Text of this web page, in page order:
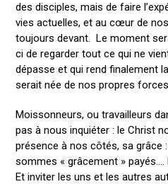
des disciples, mais de faire
vies actuelles, et au cœur de
toujours devant. Le moment
ci de regarder tout ce qui ne
dépasse et qui rend finalement
serait née de nos propres
Moissonneurs, ou travailleurs
pas à nous inquiéter : le Christ
présence à nos côtés, sa grâce
sommes « grâcement »
Et inviter les uns et les autres